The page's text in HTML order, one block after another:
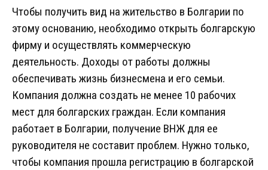
Чтобы получить вид на жительство в Болгарии по
этому основанию, необходимо открыть болгарскую
фирму и осуществлять коммерческую
деятельность. Доходы от работы должны
обеспечивать жизнь бизнесмена и его семьи.
Компания должна создать не менее 10 рабочих
мест для болгарских граждан. Если компания
работает в Болгарии, получение ВНЖ для ее
руководителя не составит проблем. Нужно только,
чтобы компания прошла регистрацию в болгарской